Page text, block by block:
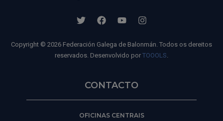
Copyright © 2026 Federación Galega de Balonmán. Todos os dereitos
reservados. Desenvolvido por TOOOLS
CONTACTO
OFICINAS CENTRAIS